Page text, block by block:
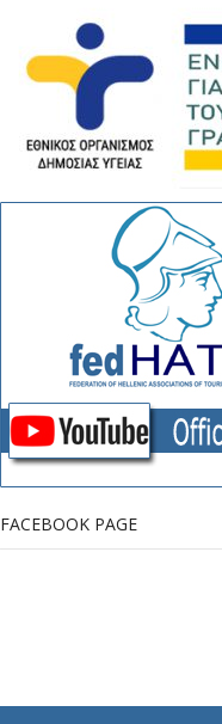
FACEBOOK PAGE